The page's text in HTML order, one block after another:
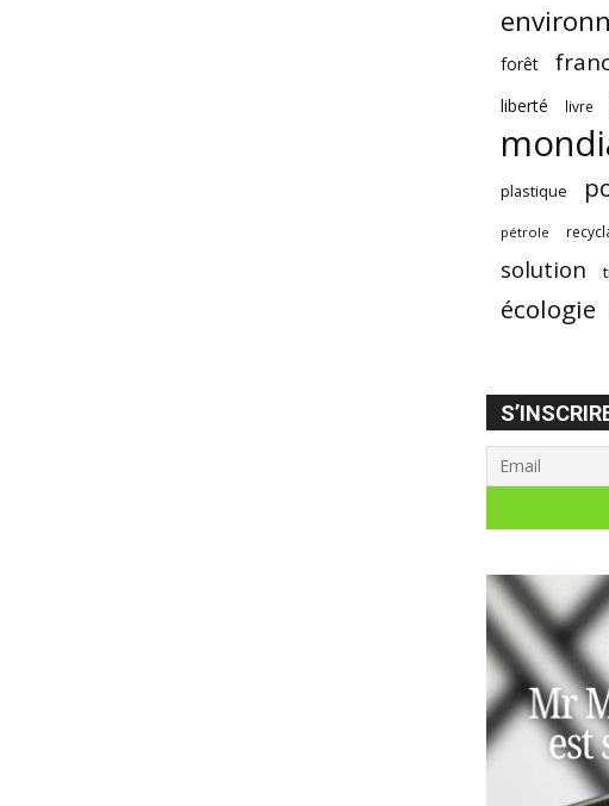
forêt
liberté livre
plastique
pétrole
solution
écologie